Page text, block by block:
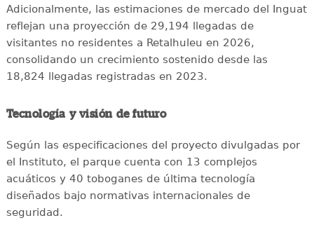
Adicionalmente, las estimaciones de mercado del Inguat
reflejan una proyección de 29,194 llegadas de
visitantes no residentes a Retalhuleu en 2026,
consolidando un crecimiento sostenido desde las
18,824 llegadas registradas en 2023.
Tecnología y visión de futuro
Según las especificaciones del proyecto divulgadas por
el Instituto, el parque cuenta con 13 complejos
acuáticos y 40 toboganes de última tecnología
diseñados bajo normativas internacionales de
seguridad.